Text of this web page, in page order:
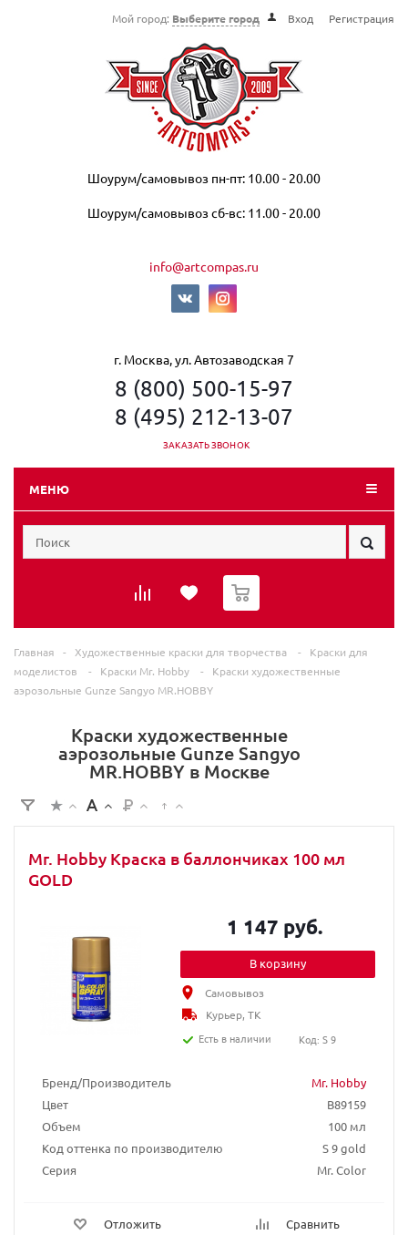
Мой город: Выберите город Вход Регистрация
Шоурум/самовывоз пн-пт: 10.00 - 20.00
Шоурум/самовывоз сб-вс: 11.00 - 20.00
info@artcompas.ru
г. Москва, ул. Автозаводская 7
8 (800) 500-15-97
8 (495) 212-13-07
ЗАКАЗАТЬ ЗВОНОК
МЕНЮ
0
Главная - Художественные краски для творчества -
Краски для
моделистов
- Краски Mr. Hobby -
Краски художественные
аэрозольные Gunze Sangyo MR.HOBBY
Краски художественные
аэрозольные Gunze Sangyo
MR.HOBBY в Москве
Mr. Hobby Краска в баллончиках 100 мл
GOLD
Бренд/Производитель
Mr. Hobby
Цвет
B89159
Объем
100 мл
Код оттенка по производителю
S 9 gold
Серия
Mr. Color
Отложить Сравнить
1 147 руб.
В корзину
Самовывоз
Курьер, ТК
Есть в наличии
Код: S 9